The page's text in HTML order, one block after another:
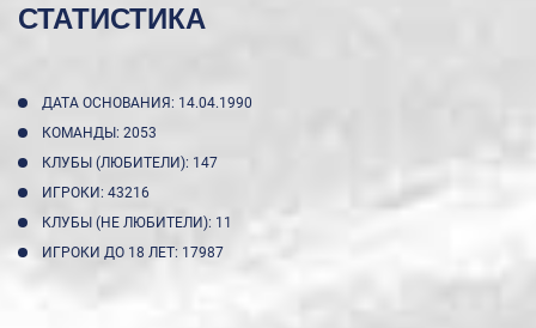
СТАТИСТИКА
ДАТА ОСНОВАНИЯ: 14.04.1990
КОМАНДЫ: 2053
КЛУБЫ (ЛЮБИТЕЛИ): 147
ИГРОКИ: 43216
КЛУБЫ (НЕ ЛЮБИТЕЛИ): 11
ИГРОКИ ДО 18 ЛЕТ: 17987